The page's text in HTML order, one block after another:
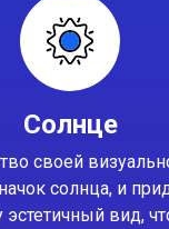
Солнце
своей
солнца, и
вид,